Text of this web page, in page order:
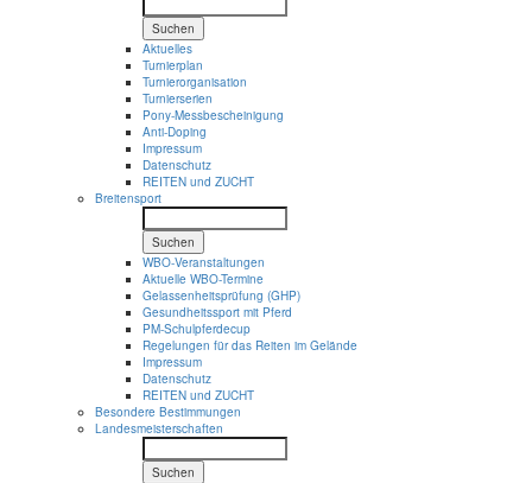
Suchen
Aktuelles
Turnierplan
Turnierorganisation
Turnierserien
Pony-Messbescheinigung
Anti-Doping
Impressum
Datenschutz
REITEN und ZUCHT
Breitensport
Suchen
WBO-Veranstaltungen
Aktuelle WBO-Termine
Gelassenheitsprüfung (GHP)
Gesundheitssport mit Pferd
PM-Schulpferdecup
Regelungen für das Reiten im Gelände
Impressum
Datenschutz
REITEN und ZUCHT
Besondere Bestimmungen
Landesmeisterschaften
Suchen